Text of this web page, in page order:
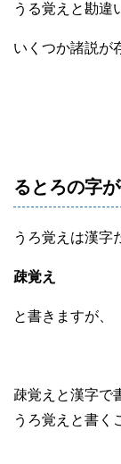
うる覚えと勘違
いくつか諸説が
るとろの字
うろ覚えは漢字
疎覚え
と書きますが、
疎覚えと漢字で
うろ覚えと書く